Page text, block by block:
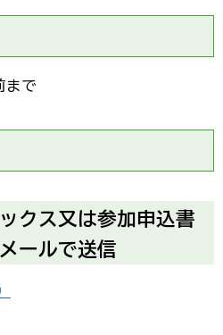
まで
クス又は参加申込書
ールで送信